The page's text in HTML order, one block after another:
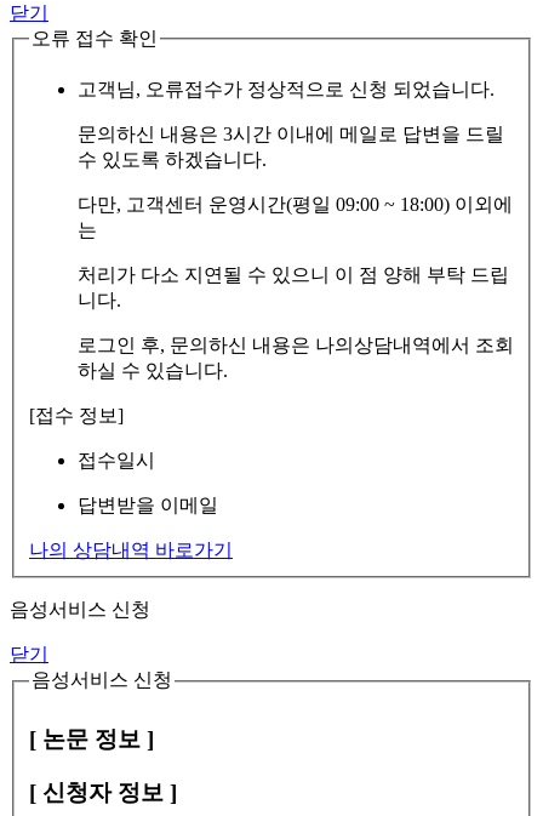
닫기
오류 접수 확인
고객님, 오류접수가 정상적으로 신청 되었습니다.
문의하신 내용은 3시간 이내에 메일로 답변을 드릴
수 있도록 하겠습니다.
다만, 고객센터 운영시간(평일 09:00 ~ 18:00) 이외에
는
처리가 다소 지연될 수 있으니 이 점 양해 부탁 드립
니다.
로그인 후, 문의하신 내용은 나의상담내역에서 조회
하실 수 있습니다.
[접수 정보]
접수일시
답변받을 이메일
나의 상담내역 바로가기
음성서비스 신청
닫기
음성서비스 신청
[ 논문 정보 ]
[ 신청자 정보 ]